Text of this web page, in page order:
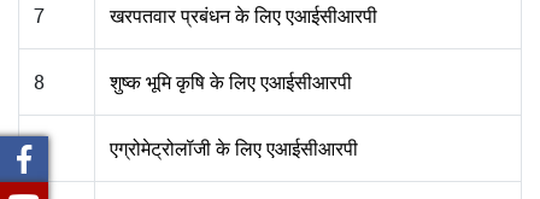
7 खरपतवार प्रबंधन के लिए एआईसीआरपी
8 शुष्क भूमि कृषि के लिए एआईसीआरपी
एग्रोमेट्रोलॉजी के लिए एआईसीआरपी